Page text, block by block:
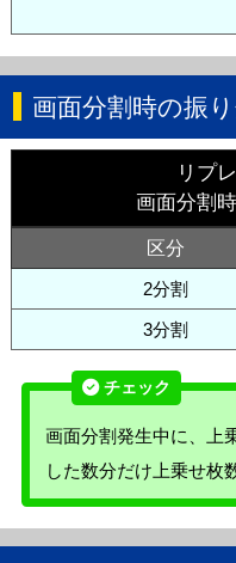
画面分割時の振
リプ
画面分割
区分
2分割
3分割
画面分割発生中に、上
した数分だけ上乗せ枚